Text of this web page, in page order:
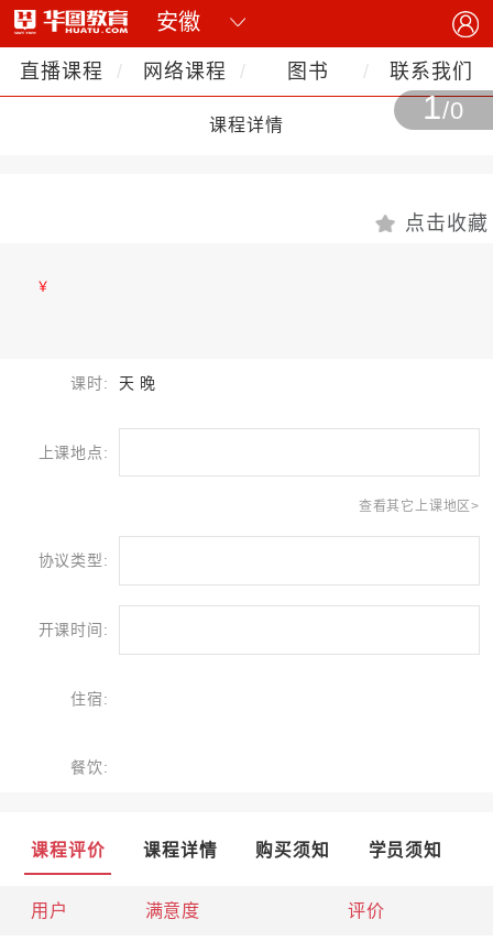
直播课程 网络课程 图书 联系我们
课程详情 1/0
点击收藏
￥
课时: 天 晚
上课地点:
查看其它上课地区>
协议类型:
开课时间:
住宿:
餐饮:
课程评价 课程详情 购买须知 学员须知
用户 满意度 评价